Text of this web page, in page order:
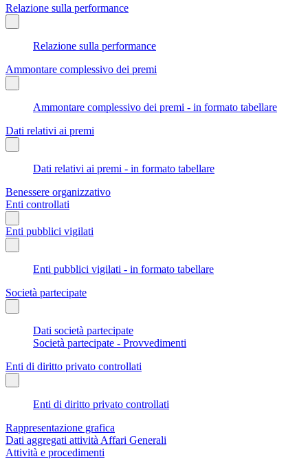
Relazione sulla performance
Relazione sulla performance
Ammontare complessivo dei premi
Ammontare complessivo dei premi - in formato tabellare
Dati relativi ai premi
Dati relativi ai premi - in formato tabellare
Benessere organizzativo
Enti controllati
Enti pubblici vigilati
Enti pubblici vigilati - in formato tabellare
Società partecipate
Dati società partecipate
Società partecipate - Provvedimenti
Enti di diritto privato controllati
Enti di diritto privato controllati
Rappresentazione grafica
Dati aggregati attività Affari Generali
Attività e procedimenti